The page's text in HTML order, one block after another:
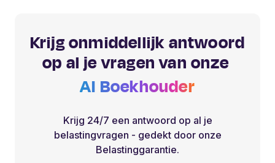
Krijg onmiddellijk antwoord
op al je vragen van onze
AI Boekhouder
Krijg 24/7 een antwoord op al je
belastingvragen - gedekt door onze
Belastinggarantie.